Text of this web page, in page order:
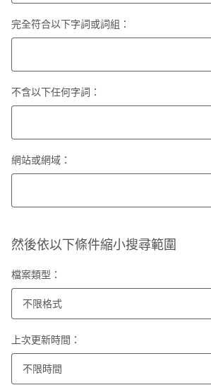
完全符合以下字詞或詞組：
不含以下任何字詞：
網站或網域：
然後依以下條件縮小搜尋範圍
檔案類型：
不限格式
上次更新時間：
不限時間